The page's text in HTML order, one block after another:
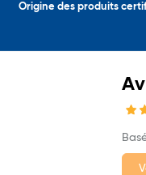
Origine des produits